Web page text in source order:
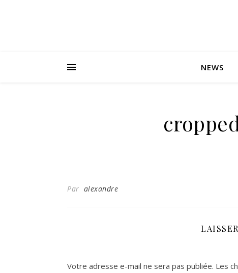
NEWS
Par alexandre
Votre adresse e-mail ne sera pas publiée. Les